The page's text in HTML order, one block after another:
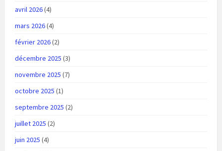
avril 2026(4)
mars 2026(4)
février 2026(2)
décembre 2025 (3)
novembre 2025 (7)
octobre 2025 (1)
septembre 2025 (2)
juillet 2025 (2)
juin 2025 (4)